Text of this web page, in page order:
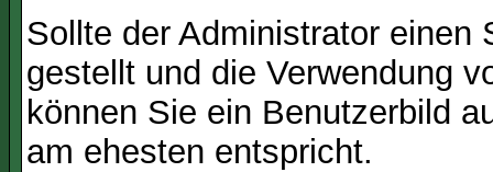
Sollte der Administrator einen
gestellt und die Verwendung
können Sie ein Benutzerbild
am ehesten entspricht.